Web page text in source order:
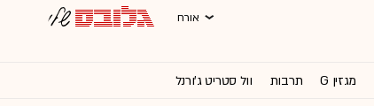
אורח
מגזין G תרבות וול סטריט ג'ורנל